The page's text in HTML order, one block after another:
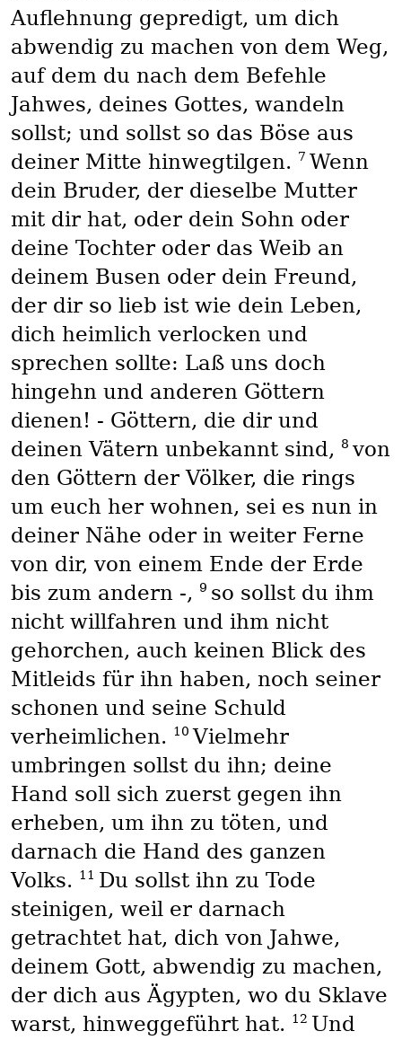
Auflehnung gepredigt, um dich
abwendig zu machen von dem Weg,
auf dem du nach dem Befehle
Jahwes, deines Gottes, wandeln
sollst; und sollst so das Böse aus
deiner Mitte hinwegtilgen. 7 Wenn
dein Bruder, der dieselbe Mutter
mit dir hat, oder dein Sohn oder
deine Tochter oder das Weib an
deinem Busen oder dein Freund,
der dir so lieb ist wie dein Leben,
dich heimlich verlocken und
sprechen sollte: Laß uns doch
hingehn und anderen Göttern
dienen! - Göttern, die dir und
deinen Vätern unbekannt sind,
8 von
den Göttern der Völker, die rings
um euch her wohnen, sei es nun in
deiner Nähe oder in weiter Ferne
von dir, von einem Ende der Erde
bis zum andern -,
9 so sollst du ihm
nicht willfahren und ihm nicht
gehorchen, auch keinen Blick des
Mitleids für ihn haben, noch seiner
schonen und seine Schuld
verheimlichen. 10Vielmehr
umbringen sollst du ihn; deine
Hand soll sich zuerst gegen ihn
erheben, um ihn zu töten, und
darnach die Hand des ganzen
Volks. 11 Du sollst ihn zu Tode
steinigen, weil er darnach
getrachtet hat, dich von Jahwe,
deinem Gott, abwendig zu machen,
der dich aus Ägypten, wo du Sklave
warst, hinweggeführt hat. 12 Und